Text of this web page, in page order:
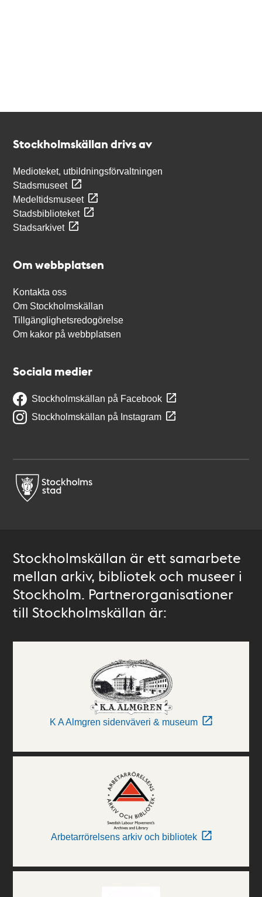
Stockholmskällan drivs av
Medioteket, utbildningsförvaltningen
Stadsmuseet
Medeltidsmuseet
Stadsbiblioteket
Stadsarkivet
Om webbplatsen
Kontakta oss
Om Stockholmskällan
Tillgänglighetsredogörelse
Om kakor på webbplatsen
Sociala medier
Stockholmskällan på Facebook
Stockholmskällan på Instagram
Stockholmskällan är ett samarbete
mellan arkiv, bibliotek och museer i
Stockholm. Partnerorganisationer
till Stockholmskällan är:
K A Almgren sidenväveri & museum
Arbetarrörelsens arkiv och bibliotek